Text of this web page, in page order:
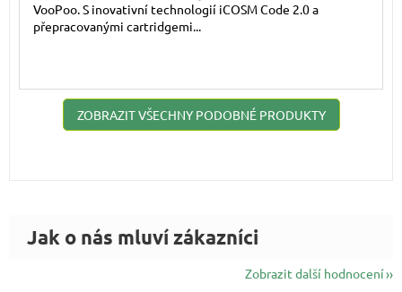
VooPoo. S inovativní technologií iCOSM Code 2.0 a
přepracovanými cartridgemi...
ZOBRAZIT VŠECHNY PODOBNÉ PRODUKTY
Zobrazit další hodnocení